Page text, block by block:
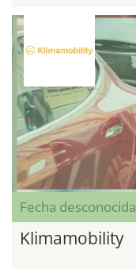
Fecha desconocida
Klimamobility